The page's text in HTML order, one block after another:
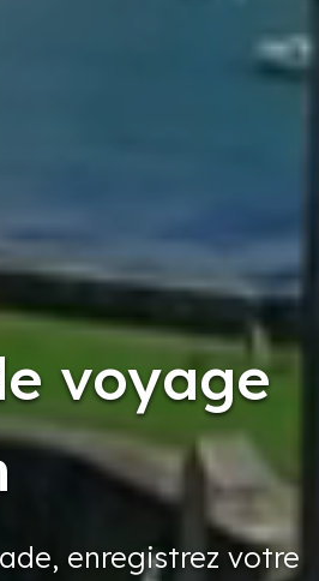
voyage
enregistrez votre